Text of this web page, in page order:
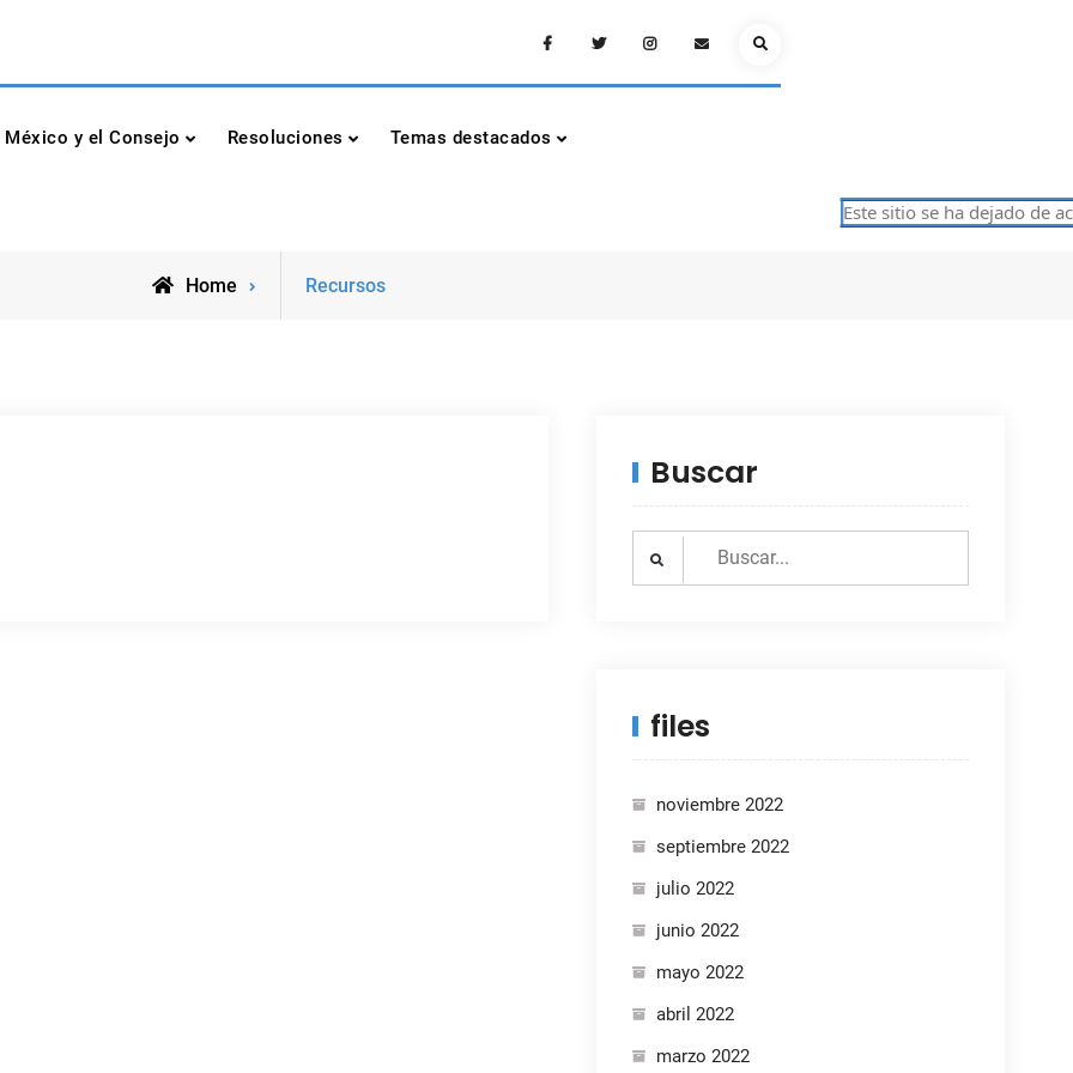
de las Naciones Unidas
FacebookTwitterInstagramEmailSearch
México y el Consejo Resoluciones Temas destacados
Este sitio se ha dejado de
Home Recursos
Buscar
files
noviembre 2022
septiembre 2022
julio 2022
junio 2022
mayo 2022
abril 2022
marzo 2022